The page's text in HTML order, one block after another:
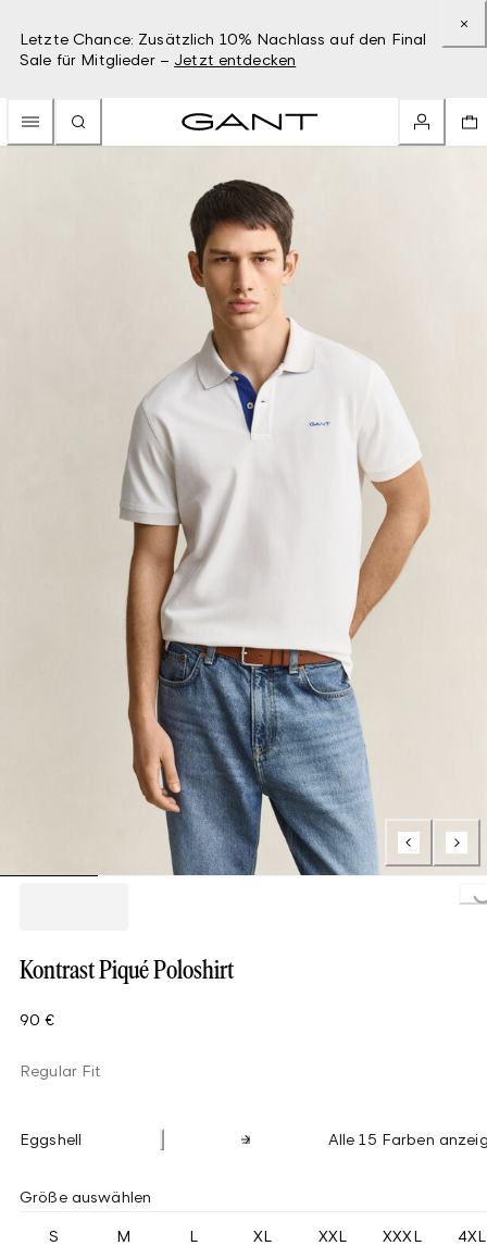
Letzte Chance: Zusätzlich 10% Nachlass auf den Final
Sale für Mitglieder – Jetzt entdecken
Loading...
Kontrast Piqué Poloshirt
90 €
Regular Fit
Eggshell Alle 15 Farben
Größe auswählen
S M L XL XXL XXXL 4XL